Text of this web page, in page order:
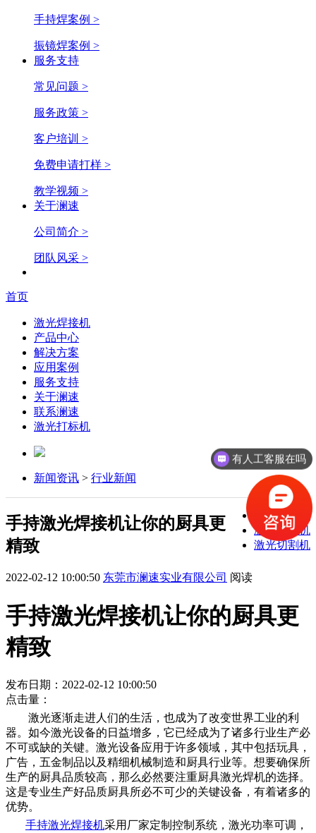
手持焊案例 >
振镜焊案例 >
服务支持
常见问题 >
服务政策 >
客户培训 >
免费申请打样 >
教学视频 >
关于澜速
公司简介 >
团队风采 >
首页
激光焊接机
产品中心
解决方案
应用案例
服务支持
关于澜速
联系澜速
激光打标机
新闻资讯 > 行业新闻
激光焊接机
激光打标机
激光切割机
手持激光焊接机让你的厨具更
精致
2022-02-12 10:00:50 东莞市澜速实业有限公司 阅读
手持激光焊接机让你的厨具更
精致
发布日期：2022-02-12 10:00:50
点击量：
激光逐渐走进人们的生活，也成为了改变世界工业的利
器。如今激光设备的日益增多，它已经成为了诸多行业生产必
不可或缺的关键。激光设备应用于许多领域，其中包括玩具，
广告，五金制品以及精细机械制造和厨具行业等。想要确保所
生产的厨具品质较高，那么必然要注重厨具激光焊机的选择。
这是专业生产好品质厨具所必不可少的关键设备，有着诸多的
优势。
手持激光焊接机采用厂家定制控制系统，激光功率可调，
有人工客服在吗